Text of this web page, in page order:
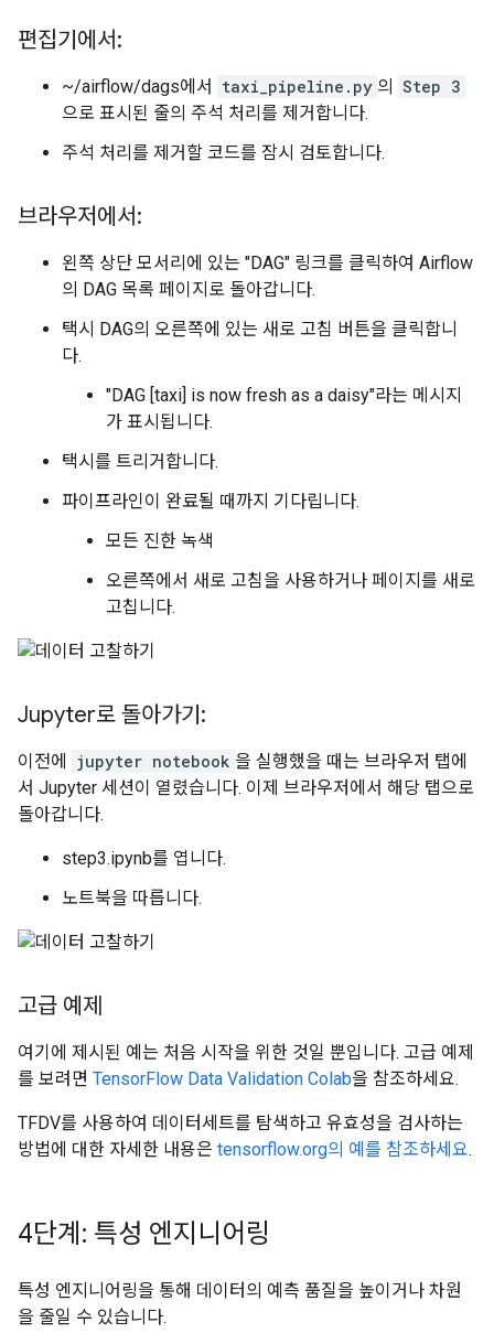
편집기에서:
~/airflow/dags에서 taxi_pipeline.py 의
Step 3
으로 표시된 줄의 주석 처리를 제거합니다.
주석 처리를 제거할 코드를 잠시 검토합니다.
브라우저에서:
왼쪽 상단 모서리에 있는 "DAG" 링크를 클릭하여 Airflow
의 DAG 목록 페이지로 돌아갑니다.
택시 DAG의 오른쪽에 있는 새로 고침 버튼을 클릭합니
다.
"DAG [taxi] is now fresh as a daisy"라는 메시지
가 표시됩니다.
택시를 트리거합니다.
파이프라인이 완료될 때까지 기다립니다.
모든 진한 녹색
오른쪽에서 새로 고침을 사용하거나 페이지를 새로
고칩니다.
Jupyter로 돌아가기:
이전에 jupyter notebook 을 실행했을 때는 브라우저 탭에
서 Jupyter 세션이 열렸습니다. 이제 브라우저에서 해당 탭으로
돌아갑니다.
step3.ipynb를 엽니다.
노트북을 따릅니다.
고급 예제
여기에 제시된 예는 처음 시작을 위한 것일 뿐입니다. 고급 예제
를 보려면 TensorFlow Data Validation Colab을 참조하세요.
TFDV를 사용하여 데이터세트를 탐색하고 유효성을 검사하는
방법에 대한 자세한 내용은 tensorflow.org의 예를 참조하세요.
4단계: 특성 엔지니어링
특성 엔지니어링을 통해 데이터의 예측 품질을 높이거나 차원
을 줄일 수 있습니다.